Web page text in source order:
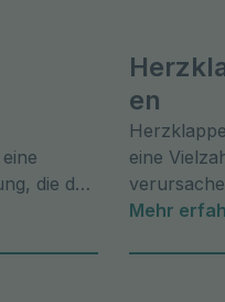
die das
en
eine
Mehr